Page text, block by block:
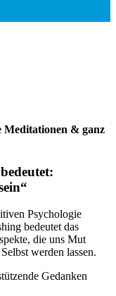
Meditationen & ganz
bedeutet:
Psychologie
bedeutet das
die uns Mut
werden lassen.
Gedanken